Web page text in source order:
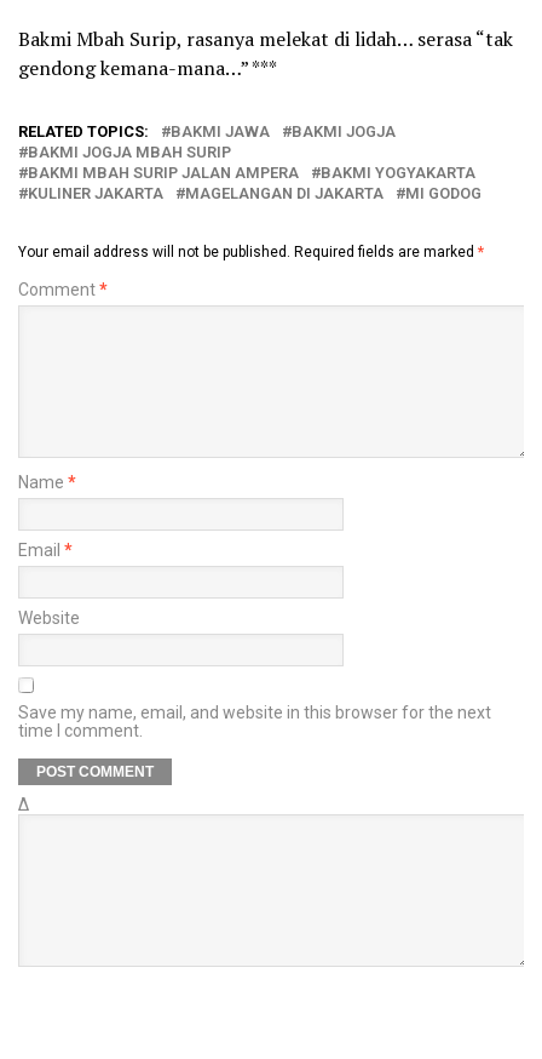
Bakmi Mbah Surip, rasanya melekat di lidah… serasa “tak
gendong kemana-mana…” ***
RELATED TOPICS: BAKMI JAWA
BAKMI JOGJA
BAKMI JOGJA MBAH SURIP
BAKMI MBAH SURIP JALAN AMPERA
BAKMI YOGYAKARTA
KULINER JAKARTA
MAGELANGAN DI JAKARTA MI GODOG
Your email address will not be published. Required fields are marked *
Comment*
Name *
Email *
Website
Save my name, email, and website in this browser for the next
time I comment.
Δ